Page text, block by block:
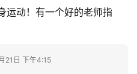
运动！有一个好的老师指
21日 下午4:15